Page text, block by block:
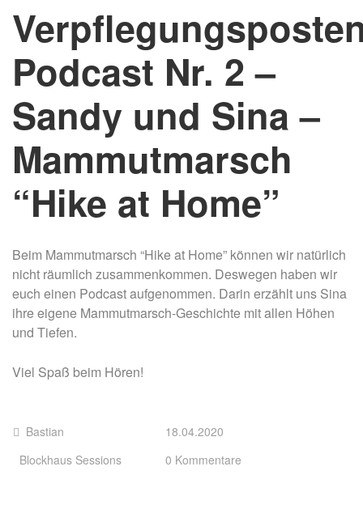
Podcast Nr. 2 –
Sandy und Sina –
Mammutmarsch
“Hike at Home”
Beim Mammutmarsch “Hike at Home” können wir natürlich
nicht räumlich zusammenkommen. Deswegen haben wir
euch einen Podcast aufgenommen. Darin erzählt uns Sina
ihre eigene Mammutmarsch-Geschichte mit allen Höhen
und Tiefen.
Viel Spaß beim Hören!
Bastian
Blockhaus Sessions
18.04.2020
0 Kommentare